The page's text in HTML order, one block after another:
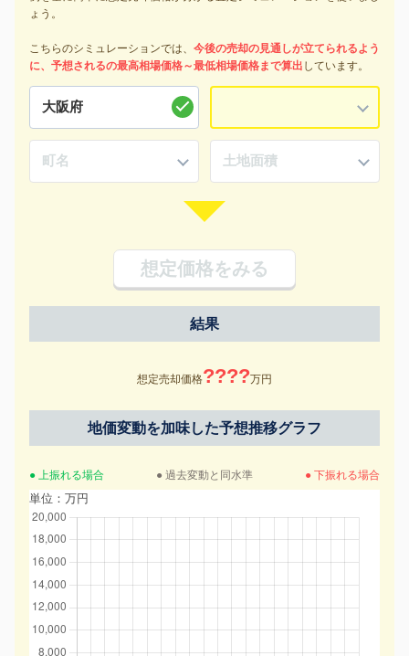
ょう。
こちらのシミュレーションでは、 今後の売却の見通しが立てられるよう
に、予想されるの最高相場価格～最低相場価格まで算出 しています。
想定価格をみる
結果
想定売却価格????万円
地価変動を加味した予想推移グラフ
● 上振れる場合 ● 過去変動と同水準 ● 下振れる場合
単位：万円